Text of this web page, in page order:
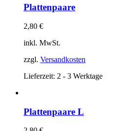
Plattenpaare
2,80 €
inkl. MwSt.
zzgl. Versandkosten
Lieferzeit: 2 - 3 Werktage
Plattenpaare L